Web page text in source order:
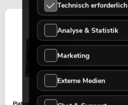
Technisch erforderlich
Analyse & Statistik
Marketing
Externe Medien